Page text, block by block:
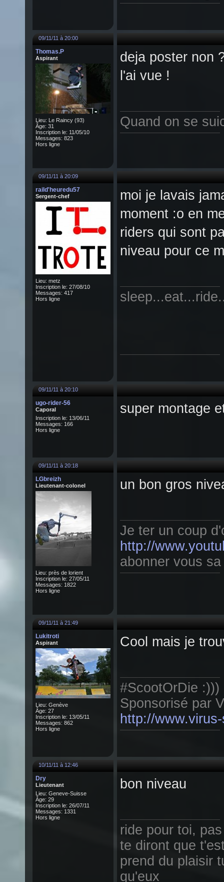
09/11/11 à 20:00
Thomas.P
Aspirant
Lieu: Le Raincy (93)
Âge: 31
Inscription le: 11/05/10
Messages: 823
Hors ligne
deja poster non
l'ai vue !
Quand on se
09/11/11 à 20:09
raild'heuredu57
Sergent-chef
Lieu: metz
Inscription le: 27/08/10
Messages: 417
Hors ligne
moi je lavais
moment :o en
riders qui sont
niveau pour ce
09/11/11 à 20:10
ugo-rider-56
Caporal
Inscription le: 13/06/11
Messages: 166
Hors ligne
super montage
09/11/11 à 20:18
LGbreizh
Lieutenant-colonel
Lieu: près de lorient
Inscription le: 27/05/11
Messages: 1822
Hors ligne
un bon gros
Je ter un coup
http://
abonner vous
09/11/11 à 21:49
Lukitroti
Aspirant
Lieu: Genève
Âge: 27
Inscription le: 13/05/11
Messages: 862
Hors ligne
Cool mais je
#ScootOrDie :)))
Sponsorisé par
http://
10/11/11 à 12:46
Dry
Lieutenant
Lieu: Geneve-Suisse
Âge: 29
Inscription le: 26/07/11
Messages: 1331
Hors ligne
bon niveau
ride pour toi,
te diront que
prend du plaisir
qu'eux